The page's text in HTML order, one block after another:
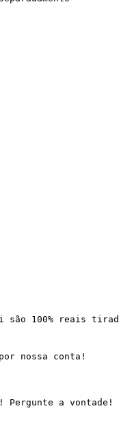
são 100% reais
nossa conta!
Pergunte a vontade!